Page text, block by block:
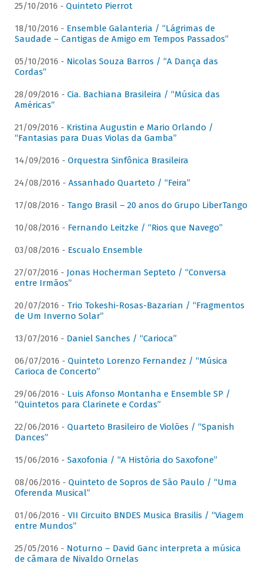
25/10/2016 - Quinteto Pierrot
18/10/2016 - Ensemble Galanteria / “Lágrimas de
Saudade – Cantigas de Amigo em Tempos Passados”
05/10/2016 - Nicolas Souza Barros / “A Dança das
Cordas”
28/09/2016 - Cia. Bachiana Brasileira / “Música das
Américas”
21/09/2016 - Kristina Augustin e Mario Orlando /
“Fantasias para Duas Violas da Gamba”
14/09/2016 - Orquestra Sinfônica Brasileira
24/08/2016 - Assanhado Quarteto / “Feira”
17/08/2016 - Tango Brasil – 20 anos do Grupo LiberTango
10/08/2016 - Fernando Leitzke / “Rios que Navego”
03/08/2016 - Escualo Ensemble
27/07/2016 - Jonas Hocherman Septeto / “Conversa
entre Irmãos”
20/07/2016 - Trio Tokeshi-Rosas-Bazarian / “Fragmentos
de Um Inverno Solar”
13/07/2016 - Daniel Sanches / “Carioca”
06/07/2016 - Quinteto Lorenzo Fernandez / “Música
Carioca de Concerto”
29/06/2016 - Luis Afonso Montanha e Ensemble SP /
“Quintetos para Clarinete e Cordas”
22/06/2016 - Quarteto Brasileiro de Violões / “Spanish
Dances”
15/06/2016 - Saxofonia / “A História do Saxofone”
08/06/2016 - Quinteto de Sopros de São Paulo / “Uma
Oferenda Musical”
01/06/2016 - VII Circuito BNDES Musica Brasilis / “Viagem
entre Mundos”
25/05/2016 - Noturno – David Ganc interpreta a música
de câmara de Nivaldo Ornelas